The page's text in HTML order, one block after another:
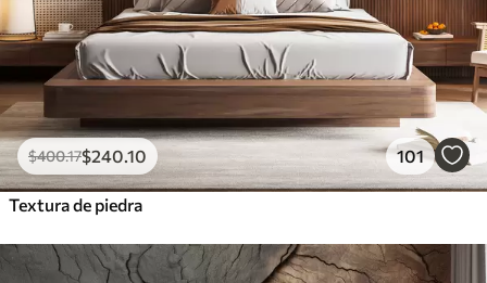
$400.17$240 .10 101
Textura de piedra